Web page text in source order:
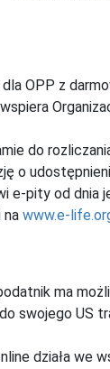
OPP z
do
o
e-pity od dnia
na www.e-
ma
swojego US
działa we